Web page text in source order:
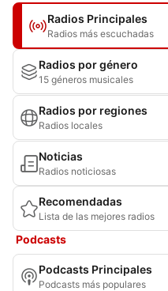
Radios Principales
Radios más escuchadas
Radios por género
15 géneros musicales
Radios por regiones
Radios locales
Noticias
Radios noticiosas
Recomendadas
Lista de las mejores radios
Podcasts
Podcasts Principales
Podcasts más populares